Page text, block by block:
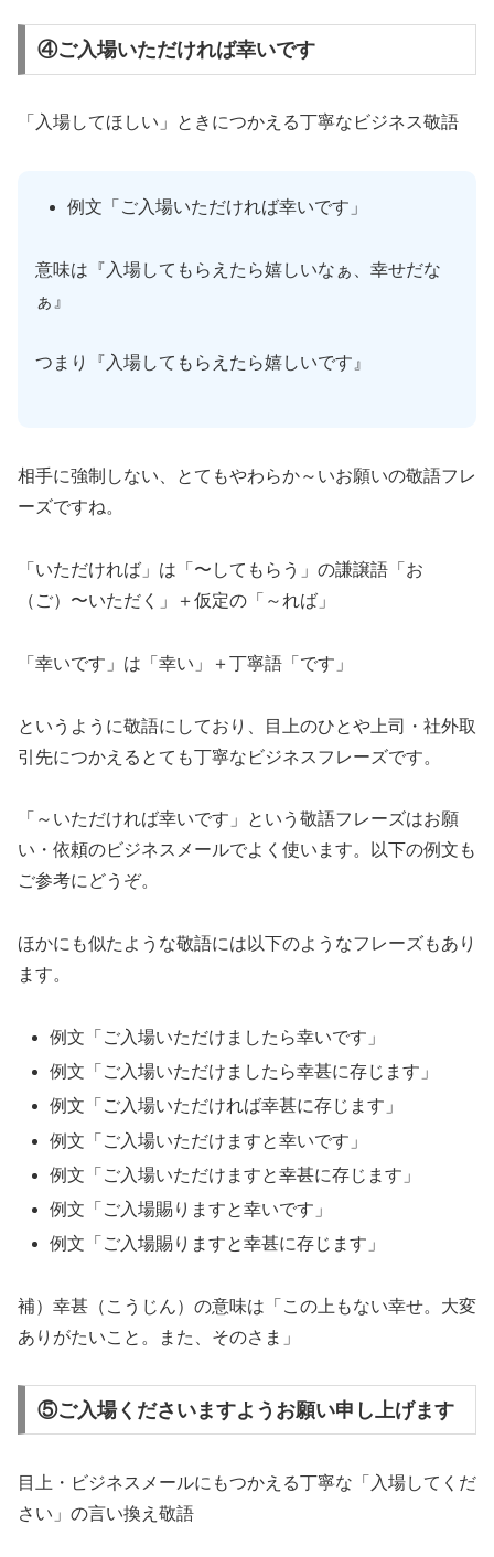
④ご入場いただければ幸いです
「入場してほしい」ときにつかえる丁寧なビジネス敬語
例文「ご入場いただければ幸いです」
意味は『入場してもらえたら嬉しいなぁ、幸せだな
ぁ』
つまり『入場してもらえたら嬉しいです』
相手に強制しない、とてもやわらか～いお願いの敬語フレ
ーズですね。
「いただければ」は「〜してもらう」の謙譲語「お
（ご）〜いただく」＋仮定の「～れば」
「幸いです」は「幸い」＋丁寧語「です」
というように敬語にしており、目上のひとや上司・社外取
引先につかえるとても丁寧なビジネスフレーズです。
「～いただければ幸いです」という敬語フレーズはお願
い・依頼のビジネスメールでよく使います。以下の例文も
ご参考にどうぞ。
ほかにも似たような敬語には以下のようなフレーズもあり
ます。
例文「ご入場いただけましたら幸いです」
例文「ご入場いただけましたら幸甚に存じます」
例文「ご入場いただければ幸甚に存じます」
例文「ご入場いただけますと幸いです」
例文「ご入場いただけますと幸甚に存じます」
例文「ご入場賜りますと幸いです」
例文「ご入場賜りますと幸甚に存じます」
補）幸甚（こうじん）の意味は「この上もない幸せ。大変
ありがたいこと。また、そのさま」
⑤ご入場くださいますようお願い申し上げます
目上・ビジネスメールにもつかえる丁寧な「入場してくだ
さい」の言い換え敬語